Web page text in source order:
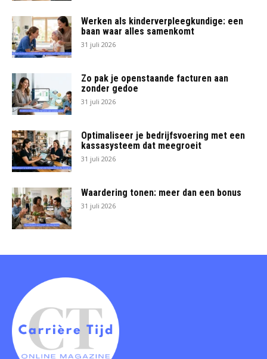
Werken als kinderverpleegkundige: een
baan waar alles samenkomt
31 juli 2026
Zo pak je openstaande facturen aan
zonder gedoe
31 juli 2026
Optimaliseer je bedrijfsvoering met een
kassasysteem dat meegroeit
31 juli 2026
Waardering tonen: meer dan een bonus
31 juli 2026